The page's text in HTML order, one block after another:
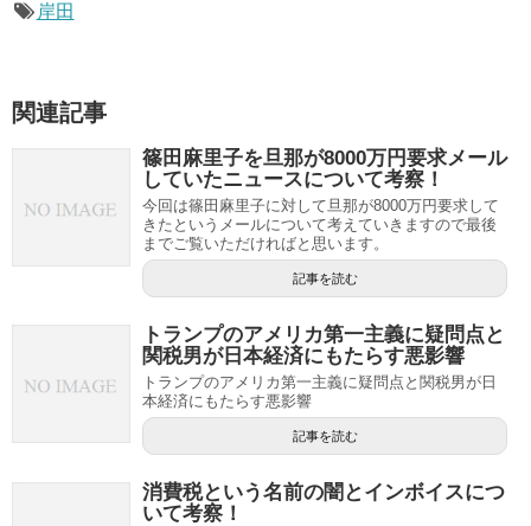
岸田
関連記事
篠田麻里子を旦那が8000万円要求メール
していたニュースについて考察！
今回は篠田麻里子に対して旦那が8000万円要求して
きたというメールについて考えていきますので最後
までご覧いただければと思います。
記事を読む
トランプのアメリカ第一主義に疑問点と
関税男が日本経済にもたらす悪影響
トランプのアメリカ第一主義に疑問点と関税男が日
本経済にもたらす悪影響
記事を読む
消費税という名前の闇とインボイスにつ
いて考察！